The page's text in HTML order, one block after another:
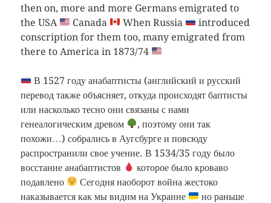
then on, more and more Germans emigrated to
the USA
Canada When Russia
introduced
conscription for them too, many emigrated from
there to America in 1873/74
В 1527 году анабаптисты (английский и русский
перевод также объясняет, откуда происходят баптисты
или насколько тесно они связаны с нами
генеалогическим древом
, поэтому они так
похожи…) собрались в Аугсбурге и повсюду
распространили свое учение. В 1534/35 году было
восстание анабаптистов
которое было кроваво
подавлено
Сегодня наоборот война жестоко
наказывается как мы видим на Украине
но раньше